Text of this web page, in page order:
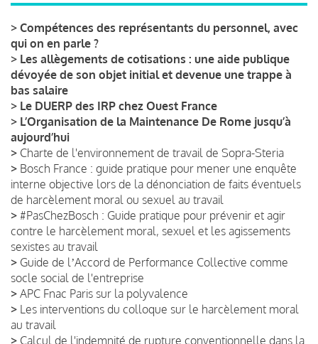
> Compétences des représentants du personnel, avec
qui on en parle ?
> Les allègements de cotisations : une aide publique
dévoyée de son objet initial et devenue une trappe à
bas salaire
> Le DUERP des IRP chez Ouest France
> L’Organisation de la Maintenance De Rome jusqu’à
aujourd’hui
> Charte de l'environnement de travail de Sopra-Steria
> Bosch France : guide pratique pour mener une enquête
interne objective lors de la dénonciation de faits éventuels
de harcèlement moral ou sexuel au travail
> #PasChezBosch : Guide pratique pour prévenir et agir
contre le harcèlement moral, sexuel et les agissements
sexistes au travail
> Guide de lʼAccord de Performance Collective comme
socle social de l'entreprise
> APC Fnac Paris sur la polyvalence
> Les interventions du colloque sur le harcèlement moral
au travail
> Calcul de l'indemnité de rupture conventionnelle dans la